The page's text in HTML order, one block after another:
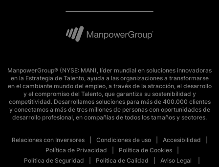
ManpowerGroup® (NYSE: MAN), líder mundial en soluciones innovadoras
en la Estrategia de Talento, ayuda a las organizaciones a transformarse
en el cambiante mundo del empleo, a través de la atracción, el desarrollo
y el compromiso del Talento, que garantiza su sostenibilidad y
competitividad. Desarrollamos soluciones para más de 400.000 clientes
y conectamos a más de tres millones de personas con oportunidades de
desarrollo profesional, en compañías de todos los tamaños y sectores.
Relaciones con Inversores Condiciones de uso
Accesibilidad
Política de Privacidad
Política de Cookies
Política de Seguridad
Política de Calidad
Aviso Legal